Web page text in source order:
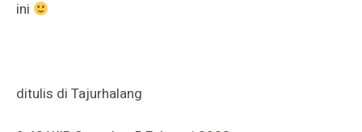
ini
ditulis di Tajurhalang